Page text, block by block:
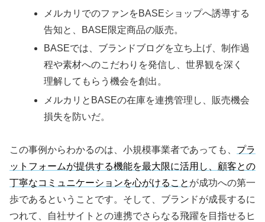
メルカリでのファンをBASEショップへ誘導する
告知と、BASE限定商品の販売。
BASEでは、ブランドブログを立ち上げ、制作過
程や素材へのこだわりを発信し、世界観を深く
理解してもらう機会を創出。
メルカリとBASEの在庫を連携管理し、販売機会
損失を防いだ。
この事例からわかるのは、小規模事業者であっても、 プラ
ットフォームが提供する機能を最大限に活用し、顧客との
丁寧なコミュニケーションを心がけること が成功への第一
歩であるということです。そして、ブランドが成長するに
つれて、自社サイトとの連携でさらなる飛躍を目指せるヒ